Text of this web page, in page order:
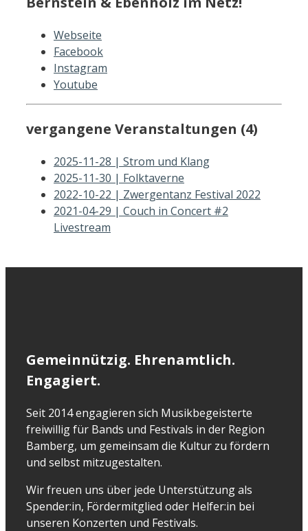
Webseite
Facebook
Instagram
Youtube
vergangene Veranstaltungen (4)
2025-11-28 | Strom und Klang
2025-11-30 | Folktaverne
2022-10-22 | Zwergentanz Festival 2022
2021-04-29 | Couch in Concert #2
Livestream
Gemeinnützig. Ehrenamtlich.
Engagiert.
Seit 2014 engagieren sich Musikbegeisterte
freiwillig für Bands und Festivals in der Region
Bamberg, um gemeinsam die Kultur zu fördern
und selbst mitzugestalten.
Wir freuen uns über jede Unterstützung als
Spender:in, Fördermitglied oder Helfer:in bei
unseren Konzerten und Festivals.